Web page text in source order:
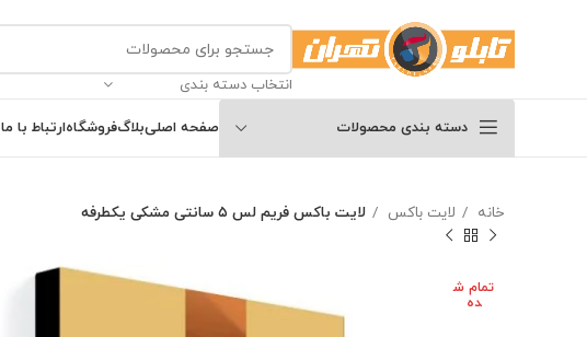
انتخاب دسته بندی
دسته بندی محصولات صفحه اصلیبلاگفروشگاهارتباط با ما
خانه لایت باکس لایت باکس فریم لس ۵ سانتی مشکی یکطرفه
تمام ش
ده